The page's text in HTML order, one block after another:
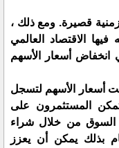
قصيرة. ومع ذلك ،
الاقتصاد العالمي
انخفاض أسعار الأسهم
أسعار الأسهم لتسجل
المستثمرون على
السوق من خلال شراء
بذلك يمكن أن يعزز